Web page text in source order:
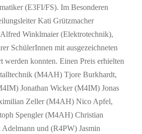
(E3FI/FS). Im Besonderen
Kati Grützmacher
Winklmaier (Elektrotechnik),
SchülerInnen mit ausgezeichneten
werden konnten. Einen Preis erhielten
(M4AH) Tjore Burkhardt,
Jonathan Wicker (M4IM) Jonas
Zeller (M4AH) Nico Apfel,
Spengler (M4AH) Christian
und (R4PW) Jasmin